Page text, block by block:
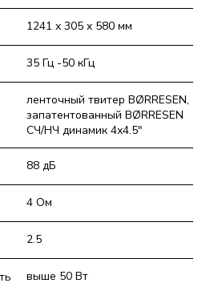
1241 x 305 x 580 мм
35 Гц -50 кГц
ленточный твитер BØRRESEN,
запатентованный BØRRESEN
СЧ/НЧ динамик 4х4.5"
88 дБ
4 Ом
2.5
выше 50 Вт